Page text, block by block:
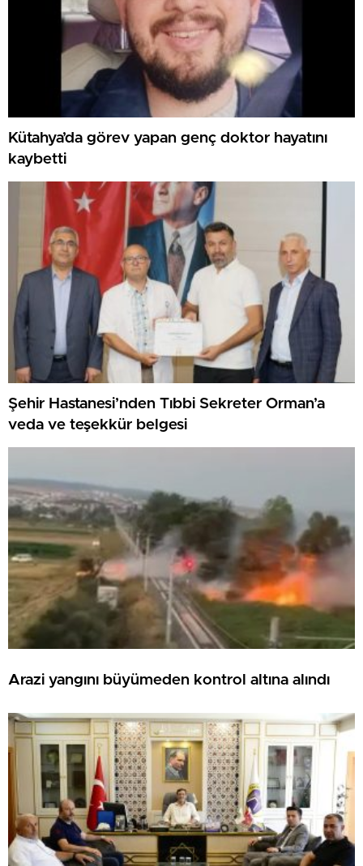
Kütahya’da görev yapan genç doktor hayatını
kaybetti
Şehir Hastanesi’nden Tıbbi Sekreter Orman’a
veda ve teşekkür belgesi
Arazi yangını büyümeden kontrol altına alındı